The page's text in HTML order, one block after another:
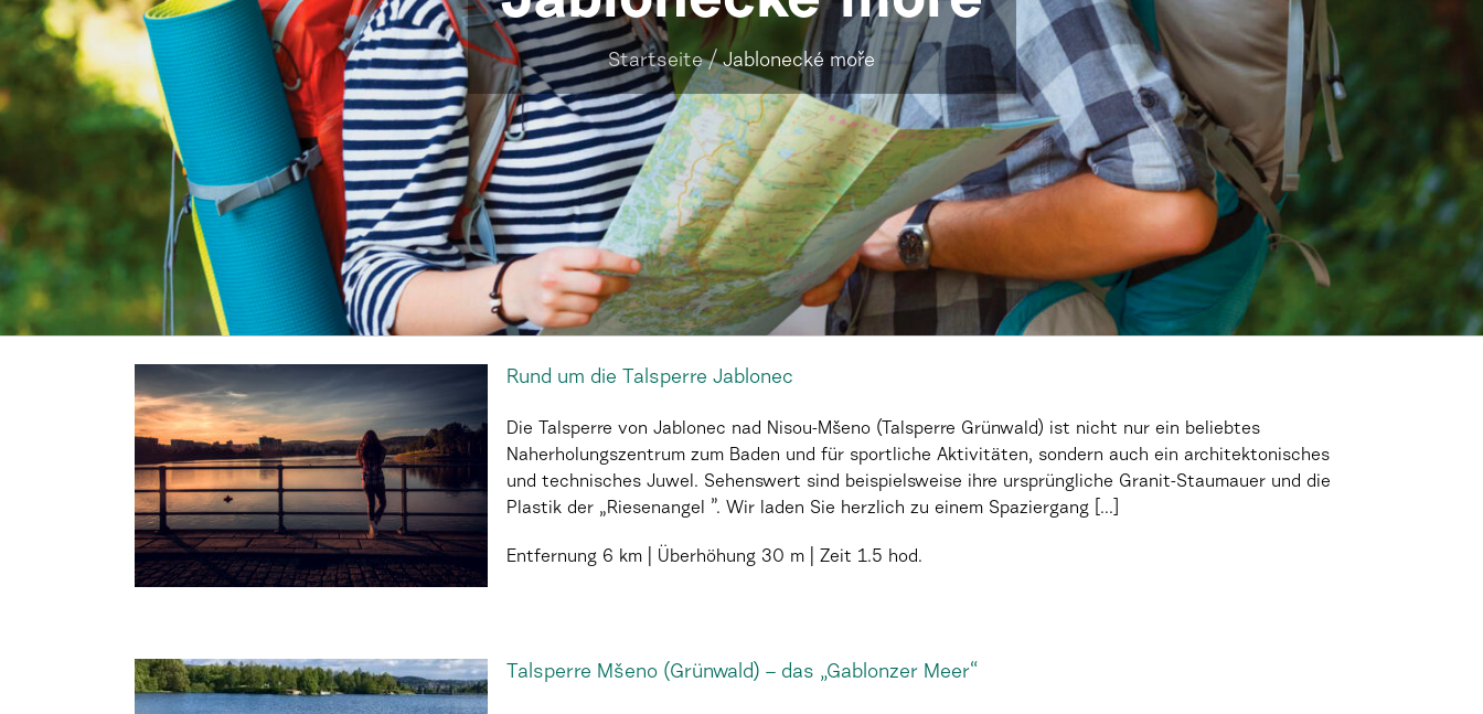
Startseite/Jablonecké moře
Rund um die Talsperre Jablonec
Die Talsperre von Jablonec nad Nisou-Mšeno (Talsperre Grünwald) ist nicht nur ein beliebtes
Naherholungszentrum zum Baden und für sportliche Aktivitäten, sondern auch ein architektonisches
und technisches Juwel. Sehenswert sind beispielsweise ihre ursprüngliche Granit-Staumauer und die
Plastik der „Riesenangel ”. Wir laden Sie herzlich zu einem Spaziergang [...]
Entfernung 6 km Überhöhung 30 m Zeit 1.5 hod.
Talsperre Mšeno (Grünwald) – das „Gablonzer Meer“